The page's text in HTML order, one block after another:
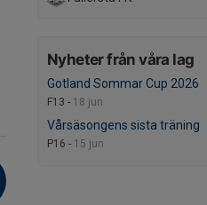
Nyheter från våra lag
Gotland Sommar Cup 2026
F13 - 18 jun
Vårsäsongens sista träning
P16 - 15 jun